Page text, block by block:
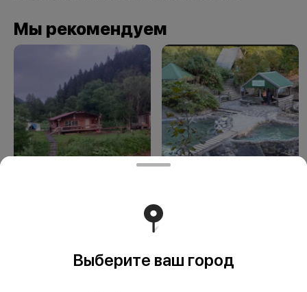
Мы рекомендуем
источники вулкана
Баранского о.
Выберите ваш город